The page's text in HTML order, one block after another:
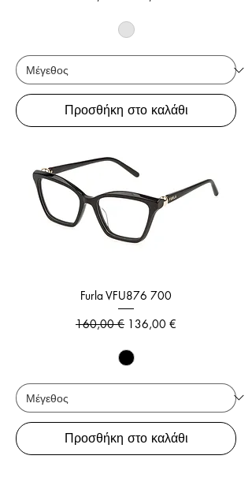
Προσθήκη στο καλάθι
Furla VFU876 700
Κανονική τιμή
160,00 € Τιμή Έκπτωσης
136,00 €
Προσθήκη στο καλάθι